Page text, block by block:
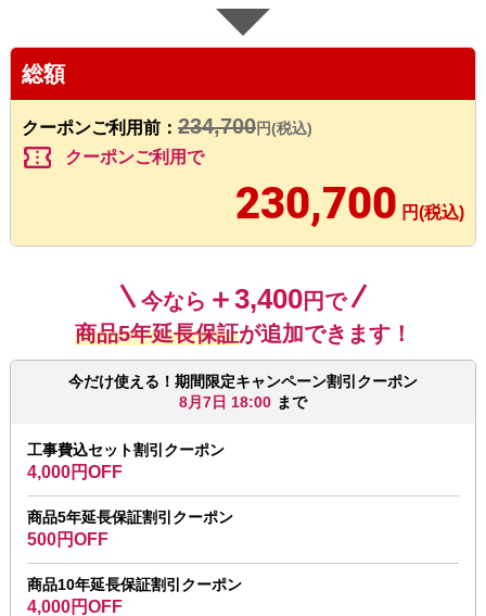
総額
クーポンご利用前： 234,700円(税込)
confirmation_number クーポンご利用で
230,700 円(税込)
今なら ＋3,400円で
商品5年延長保証が追加できます！
今だけ使える！期間限定キャンペーン割引クーポン
8月7日 18:00 まで
工事費込セット割引クーポン
4,000円OFF
商品5年延長保証割引クーポン
500円OFF
商品10年延長保証割引クーポン
4,000円OFF